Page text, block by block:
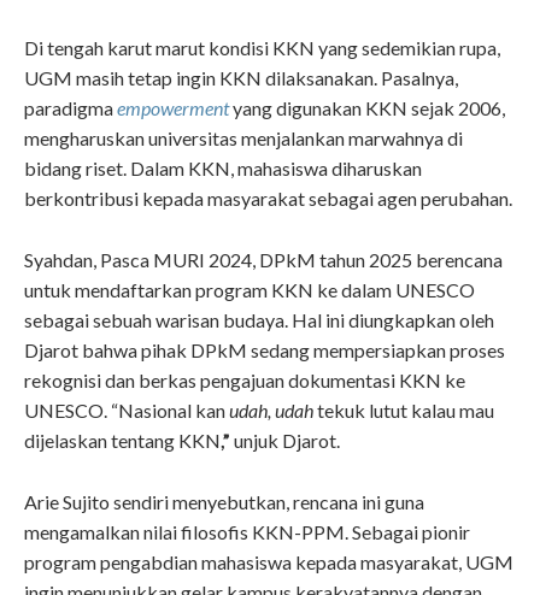
Di tengah karut marut kondisi KKN yang sedemikian rupa,
UGM masih tetap ingin KKN dilaksanakan. Pasalnya,
paradigmaempowermentyang digunakan KKN sejak 2006,
mengharuskan universitas menjalankan marwahnya di
bidang riset. Dalam KKN, mahasiswa diharuskan
berkontribusi kepada masyarakat sebagai agen perubahan.
Syahdan, Pasca MURI 2024, DPkM tahun 2025 berencana
untuk mendaftarkan program KKN ke dalam UNESCO
sebagai sebuah warisan budaya. Hal ini diungkapkan oleh
Djarot bahwa pihak DPkM sedang mempersiapkan proses
rekognisi dan berkas pengajuan dokumentasi KKN ke
UNESCO. “Nasional kanudah, udahtekuk lutut kalau mau
dijelaskan tentang KKN,” unjuk Djarot
Arie Sujito sendiri menyebutkan, rencana ini guna
mengamalkan nilai filosofis KKN-PPM. Sebagai pionir
program pengabdian mahasiswa kepada masyarakat, UGM